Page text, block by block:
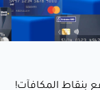
بنقاط المكافآت!